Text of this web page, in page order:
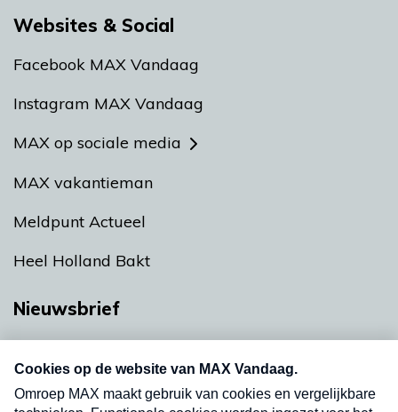
Websites & Social
Facebook MAX Vandaag
Instagram MAX Vandaag
MAX op sociale media
MAX vakantieman
Meldpunt Actueel
Heel Holland Bakt
Nieuwsbrief
nieuwsbrief. Elke vrijdag- en dinsdagochtend in
uw mailbox.